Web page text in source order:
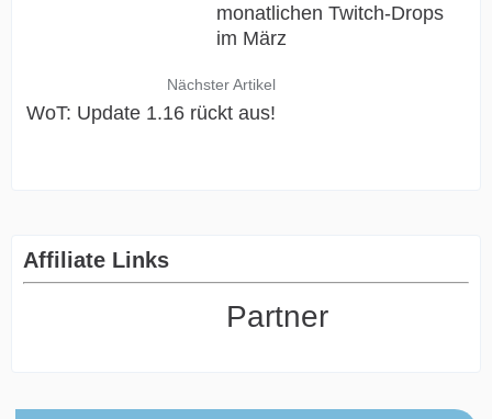
monatlichen Twitch-Drops
im März
Nächster Artikel
WoT: Update 1.16 rückt aus!
Affiliate Links
Partner